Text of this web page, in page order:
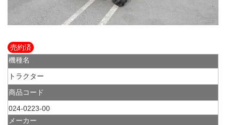
売約済
機種名
トラクター
商品コード
024-0223-00
メーカー